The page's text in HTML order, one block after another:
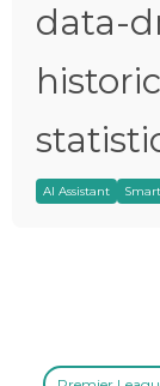
data-
AI Assistant